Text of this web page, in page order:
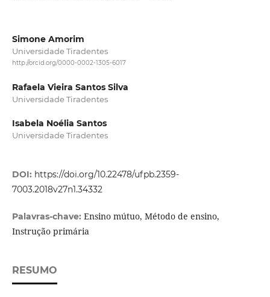
Simone Amorim
Universidade Tiradentes
http://orcid.org/0000-0002-1305-6017
Rafaela Vieira Santos Silva
Universidade Tiradentes
Isabela Noélia Santos
Universidade Tiradentes
DOI: https://doi.org/10.22478/ufpb.2359-
7003.2018v27n1.34332
Palavras-chave: Ensino mútuo, Método de ensino,
Instrução primária
RESUMO